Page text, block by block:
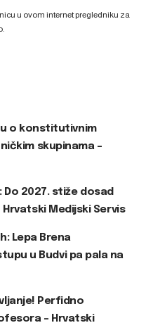
u ovom internet pregledniku za
o konstitutivnim
skupinama –
Do 2027. stiže dosad
Medijski Servis
Lepa Brena
u Budvi pa pala na
Perfidno
– Hrvatski